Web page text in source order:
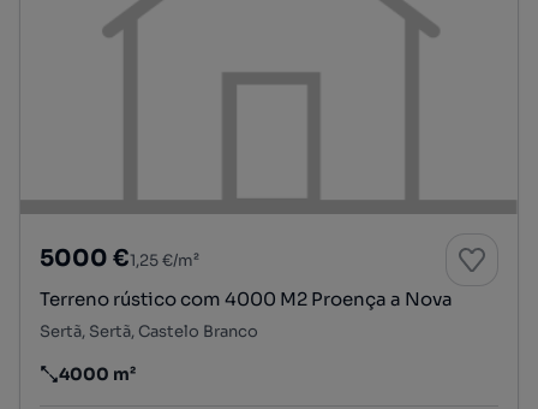
5000 €1,25 €/m²
Terreno rústico com 4000 M2 Proença a Nova
Sertã, Sertã, Castelo Branco
Preço por metro quadrado
4000 m²